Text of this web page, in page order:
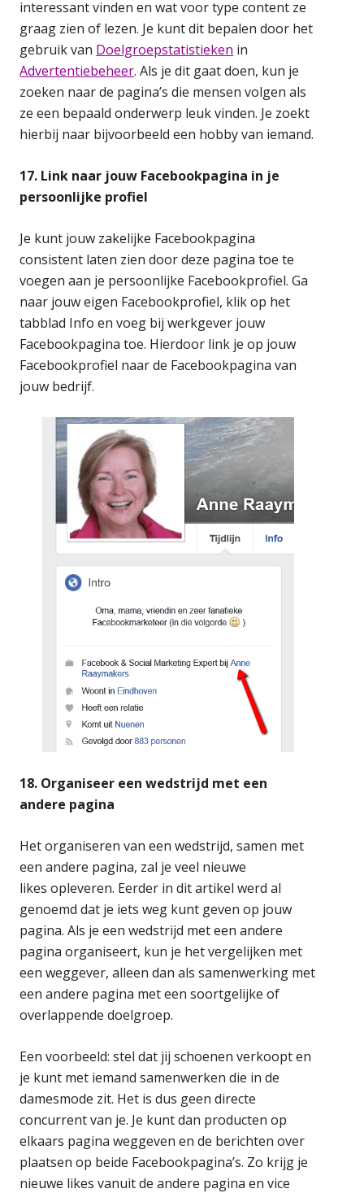
interessant vinden en wat voor type content ze
graag zien of lezen. Je kunt dit bepalen door het
gebruik van Doelgroepstatistieken in
Advertentiebeheer. Als je dit gaat doen, kun je
zoeken naar de pagina’s die mensen volgen als
ze een bepaald onderwerp leuk vinden. Je zoekt
hierbij naar bijvoorbeeld een hobby van iemand.
17. Link naar jouw Facebookpagina in je
persoonlijke profiel
Je kunt jouw zakelijke Facebookpagina
consistent laten zien door deze pagina toe te
voegen aan je persoonlijke Facebookprofiel. Ga
naar jouw eigen Facebookprofiel, klik op het
tabblad Info en voeg bij werkgever jouw
Facebookpagina toe. Hierdoor link je op jouw
Facebookprofiel naar de Facebookpagina van
jouw bedrijf.
18. Organiseer een wedstrijd met een
andere pagina
Het organiseren van een wedstrijd, samen met
een andere pagina, zal je veel nieuwe
likes opleveren. Eerder in dit artikel werd al
genoemd dat je iets weg kunt geven op jouw
pagina. Als je een wedstrijd met een andere
pagina organiseert, kun je het vergelijken met
een weggever, alleen dan als samenwerking met
een andere pagina met een soortgelijke of
overlappende doelgroep.
Een voorbeeld: stel dat jij schoenen verkoopt en
je kunt met iemand samenwerken die in de
damesmode zit. Het is dus geen directe
concurrent van je. Je kunt dan producten op
elkaars pagina weggeven en de berichten over
plaatsen op beide Facebookpagina’s. Zo krijg je
nieuwe likes vanuit de andere pagina en vice